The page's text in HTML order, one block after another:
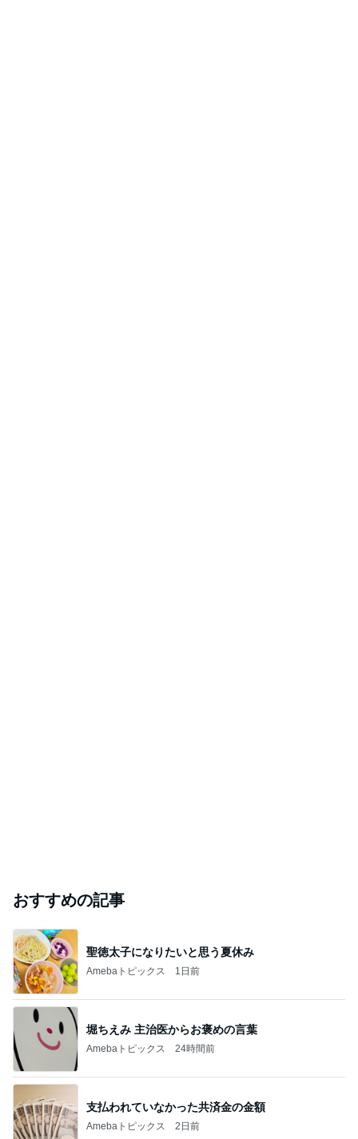
おすすめの記事
聖徳太子になりたいと思う夏休み
Amebaトピックス 1日前
堀ちえみ 主治医からお褒めの言葉
Amebaトピックス 24時間前
支払われていなかった共済金の金額
Amebaトピックス 2日前